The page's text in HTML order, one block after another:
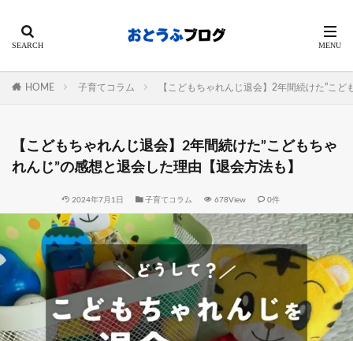
HOME 子育てコラム 【こどもちゃれんじ退会】2年間続けた”こ
【こどもちゃれんじ退会】2年間続けた”こどもちゃ
れんじ”の感想と退会した理由【退会方法も】
2024年7月1日 子育てコラム 678View 0件